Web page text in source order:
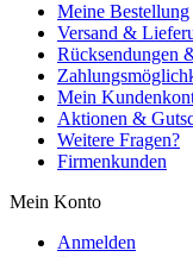
Meine Bestellung
Versand &
Rücksendungen
Mein
Aktionen &
Weitere Fragen?
Firmenkunden
Mein Konto
Anmelden